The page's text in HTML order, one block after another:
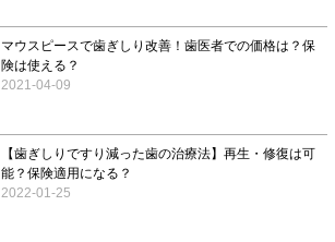
マウスピースで歯ぎしり改善！歯医者での価格は？保
険は使える？
2021-04-09
【歯ぎしりですり減った歯の治療法】再生・修復は可
能？保険適用になる？
2022-01-25